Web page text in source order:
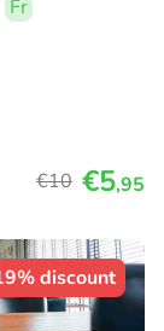
Fr
€10 €5,95
discount